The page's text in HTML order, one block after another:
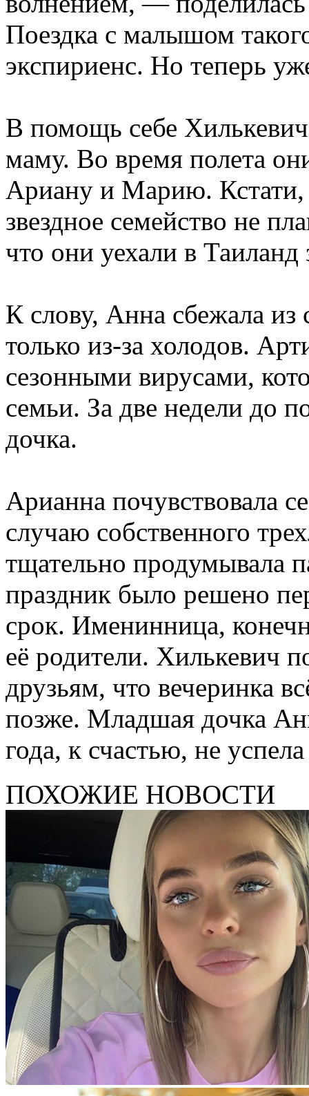
Поездка с малышом
экспириенс. Но теперь
В помощь себе
маму. Во время полета
Ариану и Марию. Кстати,
звездное семейство не
что они уехали в Таиланд
К слову, Анна сбежала из
только из-за холодов.
сезонными вирусами,
семьи. За две недели до
дочка.
Арианна почувствовала
случаю собственного
тщательно продумывала
праздник было решено
срок. Именинница,
её родители. Хилькевич
друзьям, что вечеринка
позже. Младшая дочка
года, к счастью, не
ПОХОЖИЕ НОВОСТИ